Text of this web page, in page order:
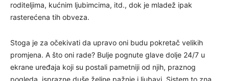
roditeljima, kućnim ljubimcima, itd., dok je mladež ipak
rasterećena tih obveza.
Stoga je za očekivati da upravo oni budu pokretač velikih
promjena. A što oni rade? Bulje pognute glave dolje 24/7 u
ekrane uređaja koji su postali pametniji od njih, praznog